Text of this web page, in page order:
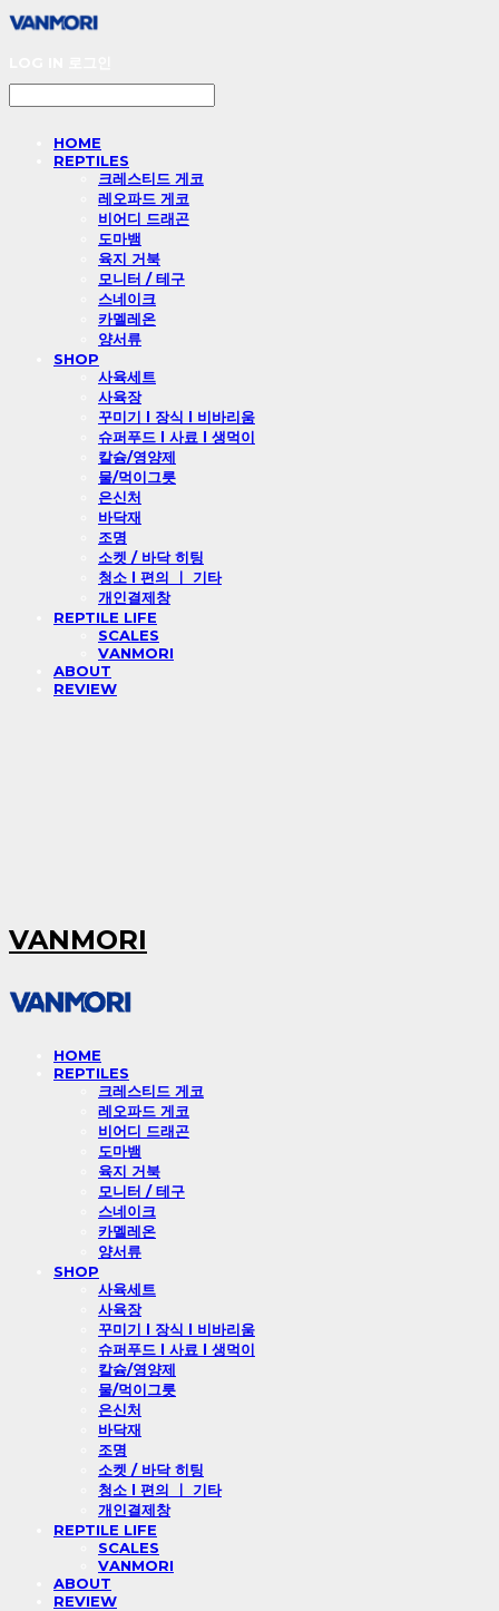
HOME
REPTILES
크레스티드 게코
레오파드 게코
비어디 드래곤
도마뱀
육지 거북
모니터 / 테구
스네이크
카멜레온
양서류
SHOP
사육세트
사육장
꾸미기 l 장식 l 비바리움
슈퍼푸드 l 사료 l 생먹이
칼슘/영양제
물/먹이그릇
은신처
바닥재
조명
소켓 / 바닥 히팅
청소 l 편의 ㅣ 기타
개인결제창
REPTILE LIFE
SCALES
VANMORI
ABOUT
REVIEW
VANMORI
HOME
REPTILES
크레스티드 게코
레오파드 게코
비어디 드래곤
도마뱀
육지 거북
모니터 / 테구
스네이크
카멜레온
양서류
SHOP
사육세트
사육장
꾸미기 l 장식 l 비바리움
슈퍼푸드 l 사료 l 생먹이
칼슘/영양제
물/먹이그릇
은신처
바닥재
조명
소켓 / 바닥 히팅
청소 l 편의 ㅣ 기타
개인결제창
REPTILE LIFE
SCALES
VANMORI
ABOUT
REVIEW